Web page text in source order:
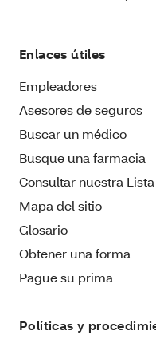
Enlaces útiles
Empleadores
Asesores de seguros
Buscar un médico
Busque una farmacia
Consultar nuestra
Mapa del sitio
Glosario
Obtener una forma
Pague su prima
Políticas y